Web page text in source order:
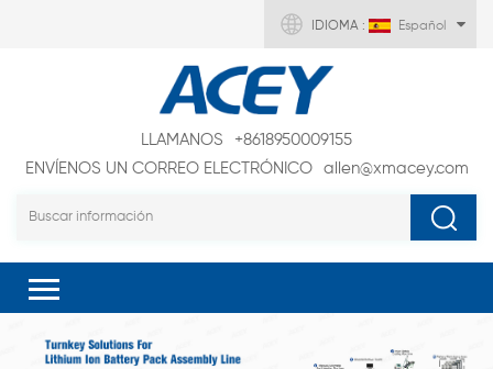
IDIOMA : Español
LLAMANOS
+8618950009155
ENVÍENOS UN CORREO ELECTRÓNICO
allen@xmacey.com